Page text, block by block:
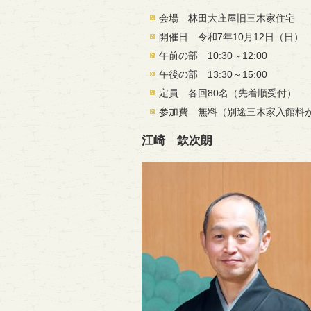
会場 林田大庄屋旧三木家住宅
開催日 令和7年10月12日（日）
午前の部 10:30～12:00
午後の部 13:30～15:00
定員 各回80名（先着順受付）
参加費 無料（別途三木家入館料
江崎 欽次朗